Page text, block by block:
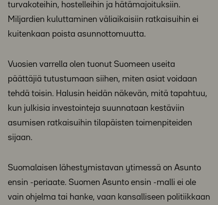
turvakoteihin, hostelleihin ja hätämajoituksiin.
Miljardien kuluttaminen väliaikaisiin ratkaisuihin ei
kuitenkaan poista asunnottomuutta.
Vuosien varrella olen tuonut Suomeen useita
päättäjiä tutustumaan siihen, miten asiat voidaan
tehdä toisin. Halusin heidän näkevän, mitä tapahtuu,
kun julkisia investointeja suunnataan kestäviin
asumisen ratkaisuihin tilapäisten toimenpiteiden
sijaan.
Suomalaisen lähestymistavan ytimessä on Asunto
ensin -periaate. Suomen Asunto ensin -malli ei ole
vain ohjelma tai hanke, vaan kansalliseen politiikkaan